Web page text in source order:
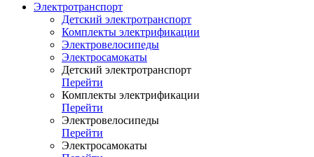
Электротранспорт
Детский электротранспорт
Комплекты электрификации
Электровелосипеды
Электросамокаты
Детский электротранспорт
Перейти
Комплекты электрификации
Перейти
Электровелосипеды
Перейти
Электросамокаты